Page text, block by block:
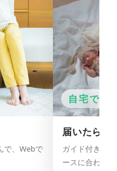
で、Webで
自宅でか
届いたらそ
ガイド付きで
ースに合わせ